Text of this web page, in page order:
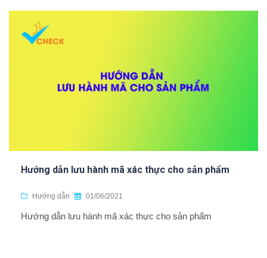
Hướng dẫn lưu hành mã xác thực cho sản phẩm
Hướng dẫn 01/06/2021
Hướng dẫn lưu hành mã xác thực cho sản phẩm